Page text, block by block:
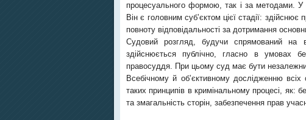
процесуального формою, так і за методами. У
Він є головним суб’єктом цієї стадії:
повноту відповідальності за дотримання
Судовий розгляд, будучи спрямований на
здійснюється публічно, гласно в умовах
правосуддя. При цьому суд має бути
Всебічному й об’єктивному дослідженню
таких принципів в кримінальному процесі, як:
та змагальність сторін, забезпечення прав